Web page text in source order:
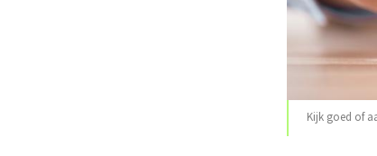
Kijk goed of